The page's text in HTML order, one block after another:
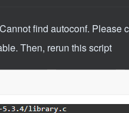
find autoconf. Please
Then, rerun this script